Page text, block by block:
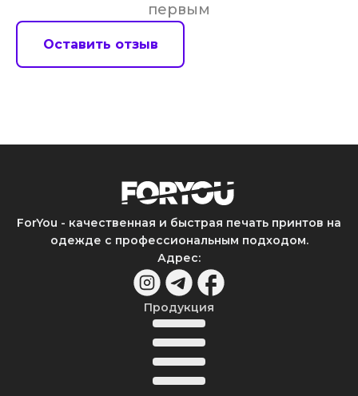
первым
Оставить отзыв
ForYou - качественная и быстрая печать принтов на
одежде с профессиональным подходом.
Адрес:
Продукция